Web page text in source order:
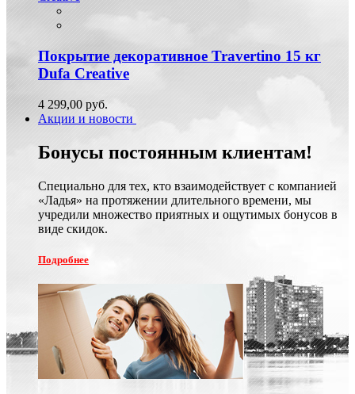
Покрытие декоративное Travertino 15 кг
Dufa Creative
4 299,00 руб.
Акции и новости
Бонусы постоянным клиентам!
Специально для тех, кто взаимодействует с компанией
«Ладья» на протяжении длительного времени, мы
учредили множество приятных и ощутимых бонусов в
виде скидок.
Подробнее